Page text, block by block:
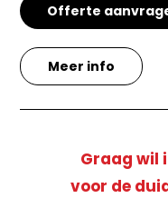
Offerte
Meer info
Graag wil
voor de